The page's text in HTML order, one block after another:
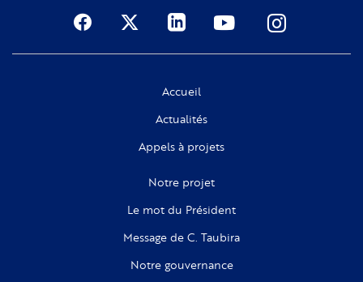
Social
Accueil
Actualités
Appels à projets
Notre projet
Le mot du Président
Message de C. Taubira
Notre gouvernance